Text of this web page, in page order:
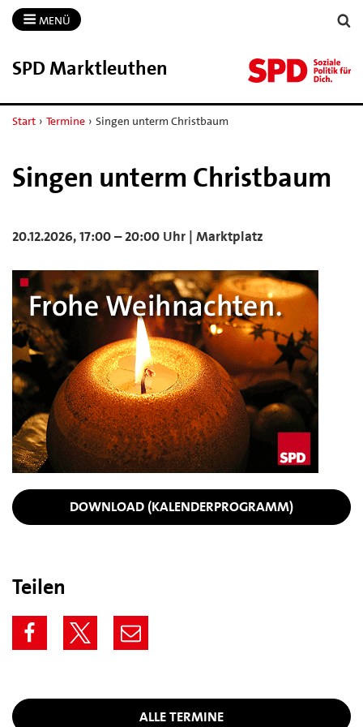
MENÜ
SPD Marktleuthen
Start › Termine › Singen unterm Christbaum
Singen unterm Christbaum
20.12.2026, 17:00 – 20:00 Uhr | Marktplatz
DOWNLOAD (KALENDERPROGRAMM)
Teilen
ALLE TERMINE